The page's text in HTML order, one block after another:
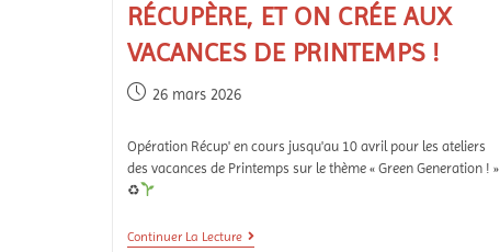
RÉCUPÈRE, ET ON CRÉE AUX
VACANCES DE PRINTEMPS !
26 mars 2026
Opération Récup' en cours jusqu'au 10 avril pour les ateliers
des vacances de Printemps sur le thème « Green Generation ! »
♻
Continuer La Lecture